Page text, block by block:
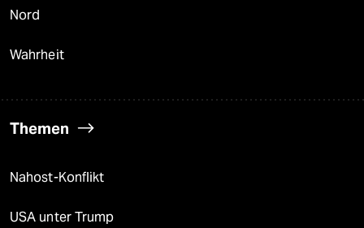
Nord
Wahrheit
Themen
Nahost-Konflikt
USA unter Trump